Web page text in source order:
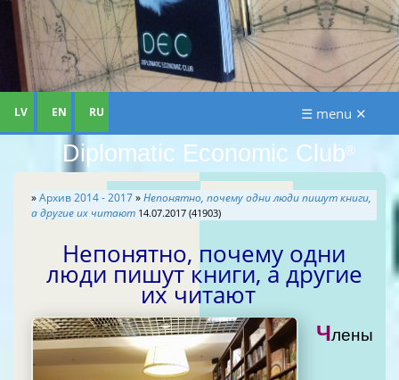
Diplomatic Economic Club®
LV EN RU ☰ menu ✕
»Архив 2014 - 2017»Непонятно, почему одни люди пишут книги,
а другие их читают 14.07.2017 (41903)
Непонятно, почему одни
люди пишут книги, а другие
их читают
Члены